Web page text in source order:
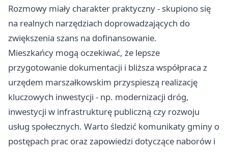
Rozmowy miały charakter praktyczny - skupiono się
na realnych narzędziach doprowadzających do
zwiększenia szans na dofinansowanie.
Mieszkańcy mogą oczekiwać, że lepsze
przygotowanie dokumentacji i bliższa współpraca z
urzędem marszałkowskim przyspieszą realizację
kluczowych inwestycji - np. modernizacji dróg,
inwestycji w infrastrukturę publiczną czy rozwoju
usług społecznych. Warto śledzić komunikaty gminy o
postępach prac oraz zapowiedzi dotyczące naborów i